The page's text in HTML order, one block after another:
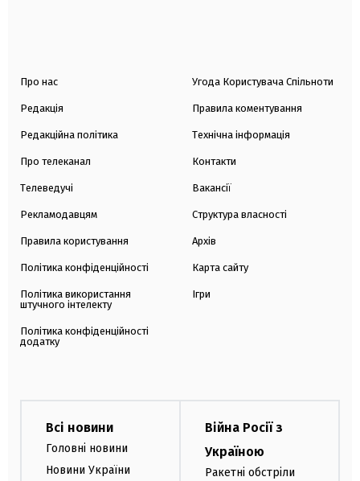
Про нас
Редакція
Редакційна політика
Про телеканал
Телеведучі
Рекламодавцям
Правила користування
Політика конфіденційності
Політика використання
штучного інтелекту
Політика конфіденційності
додатку
Угода Користувача Спільноти
Правила коментування
Технічна інформація
Контакти
Вакансії
Структура власності
Архів
Карта сайту
Ігри
Всі новини
Головні новини
Новини України
Війна Росії з
Україною
Ракетні обстріли